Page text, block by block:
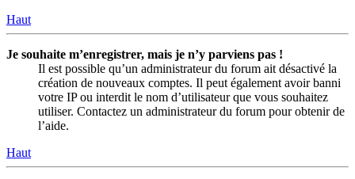
Haut
Je souhaite m’enregistrer, mais je n’y parviens pas !
Il est possible qu’un administrateur du forum ait désactivé la
création de nouveaux comptes. Il peut également avoir banni
votre IP ou interdit le nom d’utilisateur que vous souhaitez
utiliser. Contactez un administrateur du forum pour obtenir de
l’aide.
Haut